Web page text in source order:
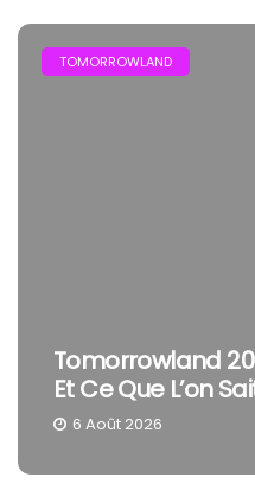
FESTIVAL
The Cure En
Smith Reste
4 Août 2026